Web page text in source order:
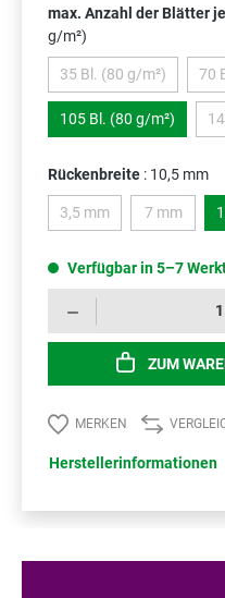
max. Anzahl der Blätter
g/m²)
35 Bl. (80 g/m²)
(Diese Option ist70
105 Bl. (80 g/m²)
Rückenbreite : 10,5 mm
3,5 mm(Diese Option ist zurzeit
7 mm(Diese
Verfügbar in 5–7
ZUM
MERKEN
Herstellerinformationen